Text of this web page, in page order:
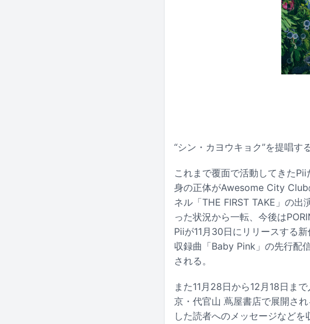
“シン・カヨウキョク”を提唱す
これまで覆面で活動してきた
身の正体がAwesome City Club
ネル「THE FIRST TAKE」の
った状況から一転、今後は
Piiが11月30日にリリースする
収録曲「Baby Pink」の先行配
される。
また11月28日から12月18日ま
京・代官山 蔦屋書店で展開さ
した読者へのメッセージなど